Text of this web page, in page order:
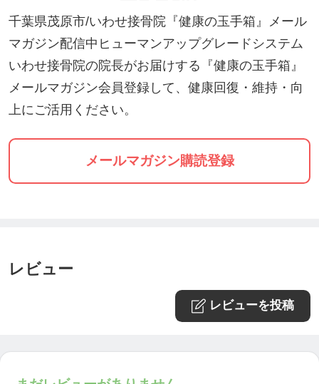
千葉県茂原市/いわせ接骨院『健康の玉手箱』メール
マガジン配信中ヒューマンアップグレードシステム
いわせ接骨院の院長がお届けする『健康の玉手箱』
メールマガジン会員登録して、健康回復・維持・向
上にご活用ください。
メールマガジン購読登録
レビュー
レビューを投稿